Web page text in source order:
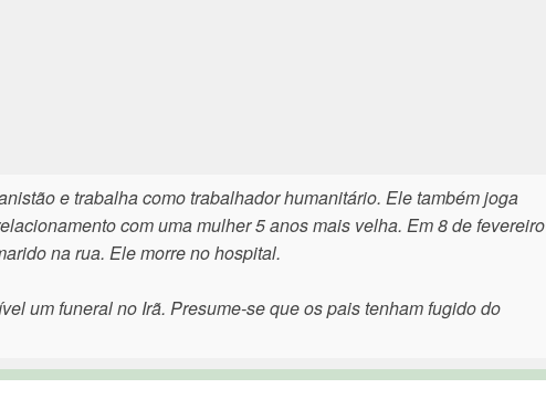
e trabalha como trabalhador humanitário. Ele também joga
com uma mulher 5 anos mais velha. Em 8 de fevereiro
na rua. Ele morre no hospital.
um funeral no Irã. Presume-se que os pais tenham fugido do